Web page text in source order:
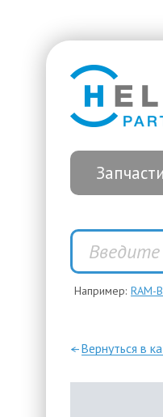
Запчасти
Например: RAM-
—Вернуться в